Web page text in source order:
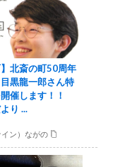
北斎の町50周年
黒龍一郎さん特
催します！！
り ...
ン）ながの